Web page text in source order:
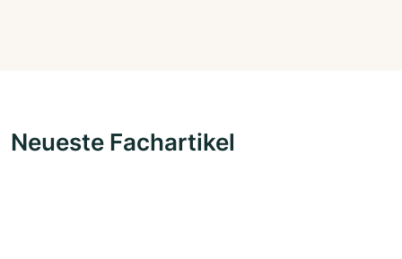
Neueste Fachartikel